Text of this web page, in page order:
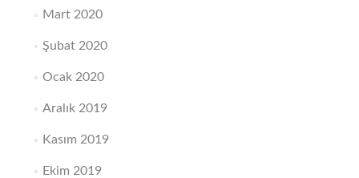
Mart 2020
Şubat 2020
Ocak 2020
Aralık 2019
Kasım 2019
Ekim 2019